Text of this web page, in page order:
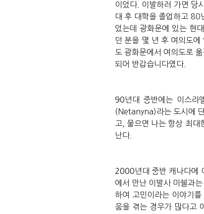
이었다. 이발하러 가면 당시
대 후 대학을 졸업하고 80
었는데
광화문에 있는 현
던 분을 몇 년 후 여의도에
도 광화문에서 여의도로 옮
되어 반갑습니다였다.
90년대 중반에는 이스라
(Netanyna)라는 도시에
고
물으면 나는 항상 최대
난다.
2000년대 중반 캐나다에
에서 만난 이발사 미쉘과는
하여
고민이라는 이야기를
움을 겪는 경우가 많다고